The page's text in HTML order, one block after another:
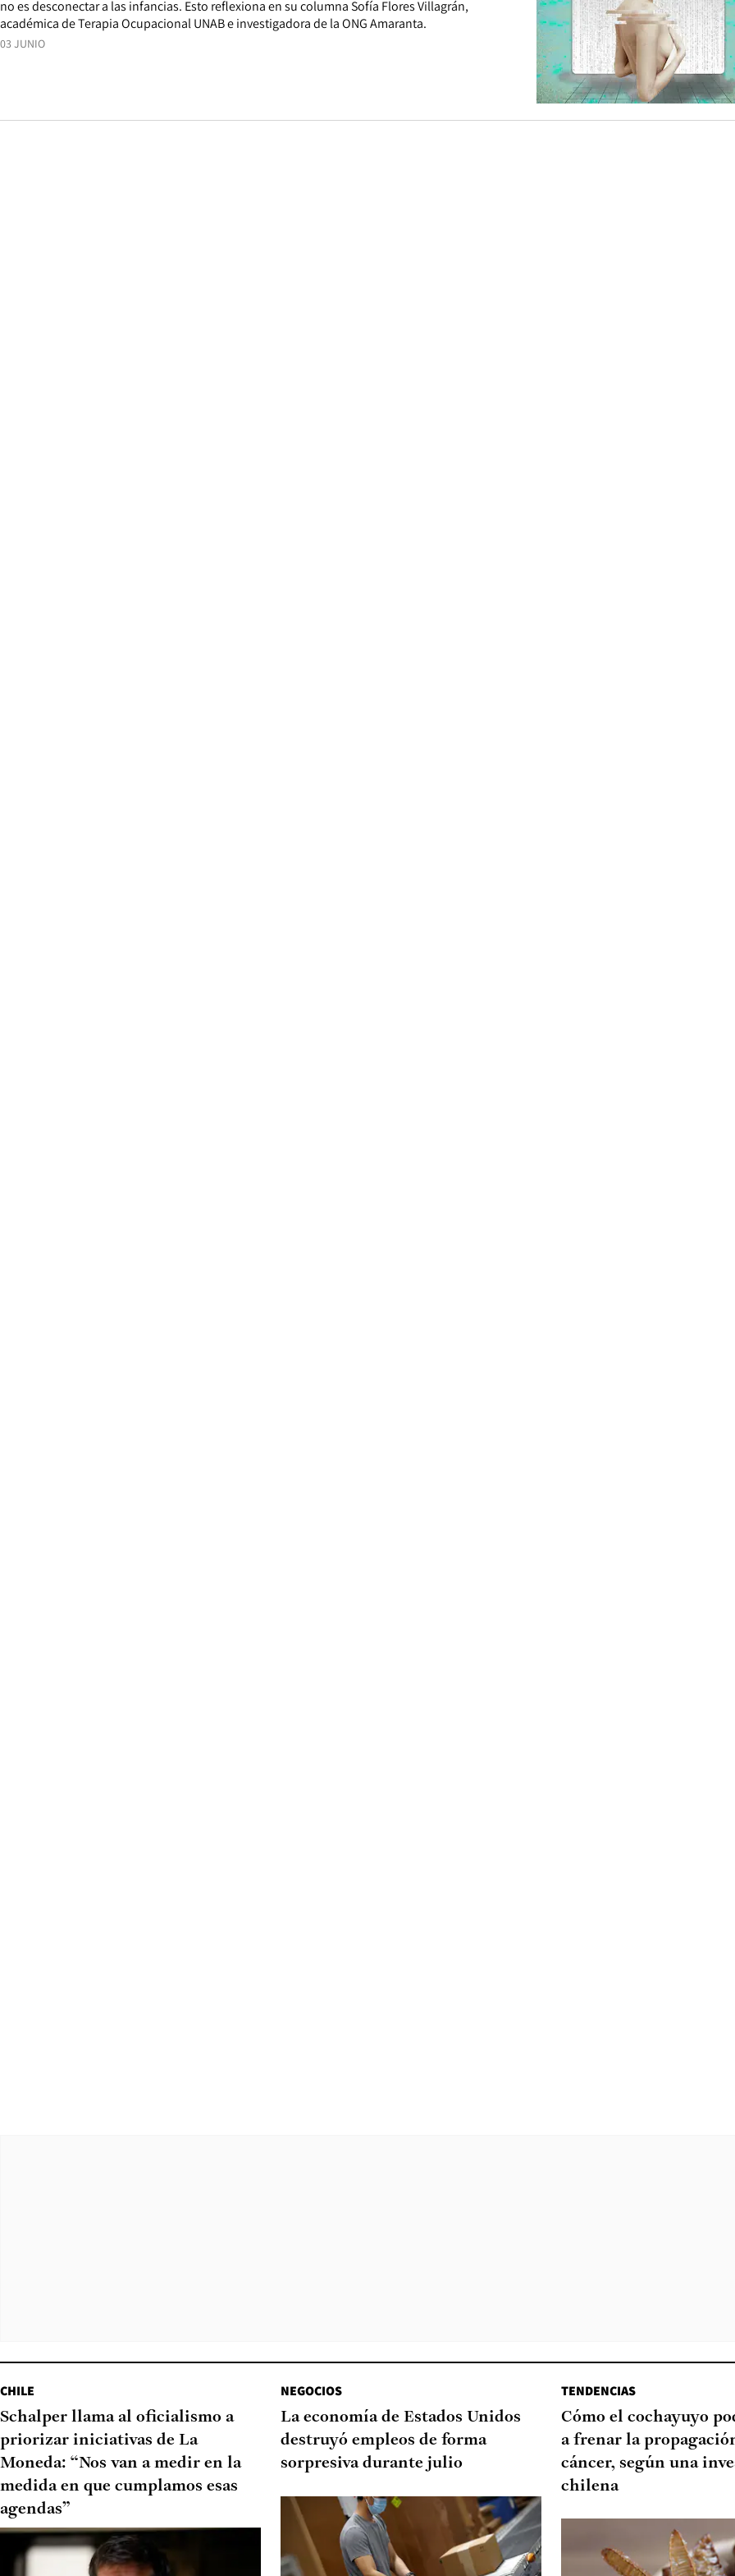
03 JUNIO
no es desconectar a las infancias. Esto reflexiona en su columna Sofía Flores Villagrán,
académica de Terapia Ocupacional UNAB e investigadora de la ONG Amaranta.
CHILE
Schalper llama al oficialismo a
priorizar iniciativas de La
Moneda: “Nos van a medir en la
medida en que cumplamos esas
agendas”
NEGOCIOS
La economía de Estados Unidos
destruyó empleos de forma
sorpresiva durante julio
TENDENCIAS
Cómo el cochayuyo
a frenar la
cáncer, según una
chilena